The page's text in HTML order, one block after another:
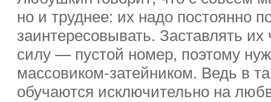
но и труднее: их надо постоянно
заинтересовывать. Заставлять их
силу — пустой номер, поэтому
массовиком-затейником. Ведь в
обучаются исключительно на